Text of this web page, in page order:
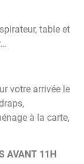
table et
votre arrivée le
à la carte,
AVANT 11H